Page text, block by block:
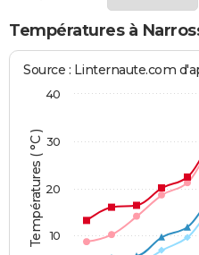
Températures à
Températures ( °C )
Source : Linternaute.com
10
20
30
40